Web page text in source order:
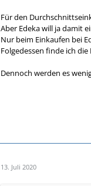
Für den
Aber Edeka will ja damit
Nur beim Einkaufen bei
Folgedessen finde ich
Dennoch werden es
13. Juli 2020